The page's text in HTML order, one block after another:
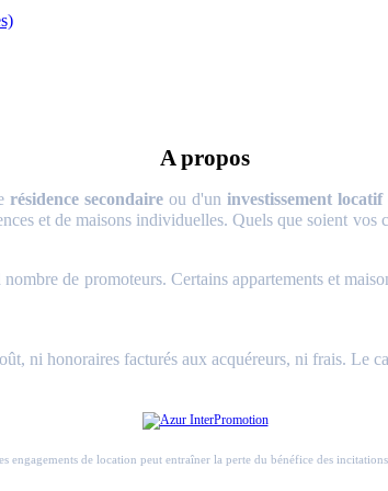
A propos
résidence secondaireou d'uninvestissement locatif
et de maisons individuelles. Quels que soient
de promoteurs. Certains appartements et
ni honoraires facturés aux acquéreurs, ni frais. Le
de location peut entraîner la perte du bénéfice des